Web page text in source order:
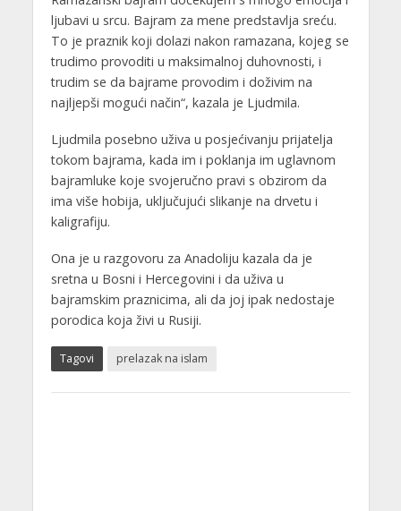
ljubavi u srcu. Bajram za mene predstavlja sreću.
To je praznik koji dolazi nakon ramazana, kojeg se
trudimo provoditi u maksimalnoj duhovnosti, i
trudim se da bajrame provodim i doživim na
najljepši mogući način“, kazala je Ljudmila.
Ljudmila posebno uživa u posjećivanju prijatelja
tokom bajrama, kada im i poklanja im uglavnom
bajramluke koje svojeručno pravi s obzirom da
ima više hobija, uključujući slikanje na drvetu i
kaligrafiju.
Ona je u razgovoru za Anadoliju kazala da je
sretna u Bosni i Hercegovini i da uživa u
bajramskim praznicima, ali da joj ipak nedostaje
porodica koja živi u Rusiji.
Tagovi prelazak na islam